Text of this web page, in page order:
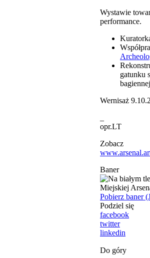
Wystawie
performance.
gatunku
Wernisaż
opr.LT
Zobacz
Baner
Pobierz baner
Podziel się
facebook
twitter
linkedin
Do góry